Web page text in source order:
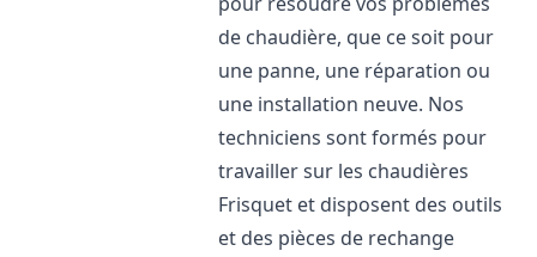
de chaudière, que ce soit pour
une panne, une réparation ou
une installation neuve. Nos
techniciens sont formés pour
travailler sur les chaudières
Frisquet et disposent des outils
et des pièces de rechange